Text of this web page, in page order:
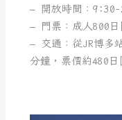
– 開放時間：9:30-
– 門票：成人800日
– 交通：從JR博多
分鐘，票價約480日